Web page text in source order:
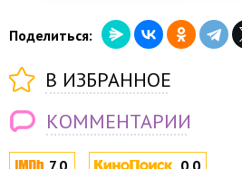
7.0 0.0
Поделиться:
В ИЗБРАННОЕ
КОММЕНТАРИИ